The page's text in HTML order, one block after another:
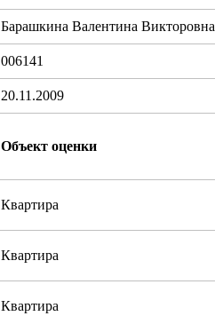
Барашкина Валентина Викторовна
006141
20.11.2009
Объект оценки
Квартира
Квартира
Квартира